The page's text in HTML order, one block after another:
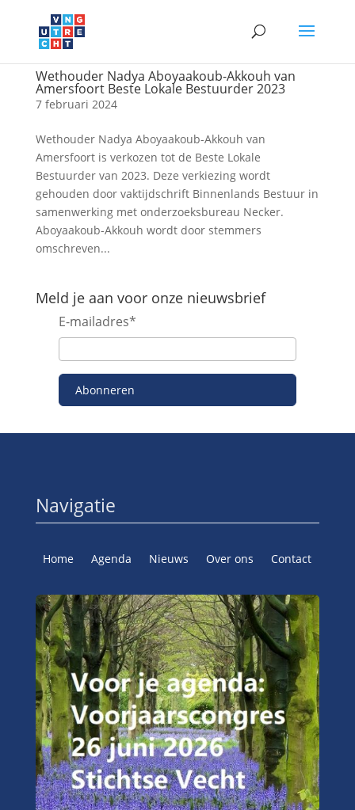
Wethouder Nadya Aboyaakoub-Akkouh van
Amersfoort Beste Lokale Bestuurder 2023
7 februari 2024
Wethouder Nadya Aboyaakoub-Akkouh van
Amersfoort is verkozen tot de Beste Lokale
Bestuurder van 2023. Deze verkiezing wordt
gehouden door vaktijdschrift Binnenlands Bestuur in
samenwerking met onderzoeksbureau Necker.
Aboyaakoub-Akkouh wordt door stemmers
omschreven...
Meld je aan voor onze nieuwsbrief
E-mailadres*
Abonneren
Navigatie
Home Agenda Nieuws Over ons Contact